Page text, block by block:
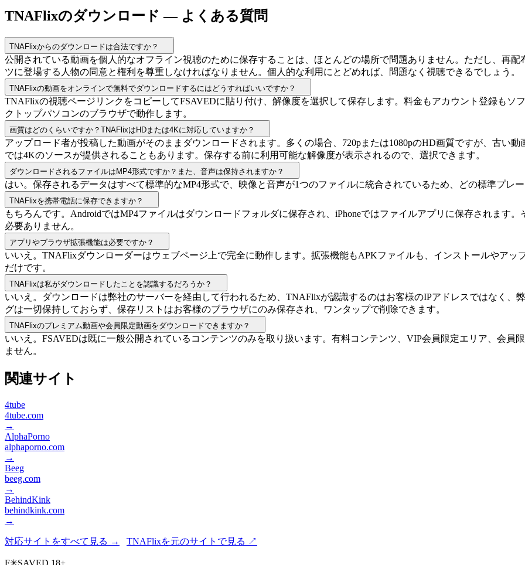
TNAFlixのダウンロード — よくある質問
TNAFlixからのダウンロードは合法ですか？
公開されている動画を個人的なオフライン視聴のために保存することは、ほとんどの場所で問題ありません。ただし、再
ツに登場する人物の同意と権利を尊重しなければなりません。個人的な利用にとどめれば、問題なく視聴できるでしょう。
TNAFlixの動画をオンラインで無料でダウンロードするにはどうすればいいですか？
TNAFlixの視聴ページリンクをコピーしてFSAVEDに貼り付け、解像度を選択して保存します。料金もアカウント登録もソ
クトップパソコンのブラウザで動作します。
画質はどのくらいですか？TNAFlixはHDまたは4Kに対応していますか？
アップロード者が投稿した動画がそのままダウンロードされます。多くの場合、720pまたは1080pのHD画質ですが、古い
では4Kのソースが提供されることもあります。保存する前に利用可能な解像度が表示されるので、選択できます。
ダウンロードされるファイルはMP4形式ですか？また、音声は保持されますか？
はい。保存されるデータはすべて標準的なMP4形式で、映像と音声が1つのファイルに統合されているため、どの標準プレ
TNAFlixを携帯電話に保存できますか？
もちろんです。AndroidではMP4ファイルはダウンロードフォルダに保存され、iPhoneではファイルアプリに保存されます
必要ありません。
アプリやブラウザ拡張機能は必要ですか？
いいえ。TNAFlixダウンローダーはウェブページ上で完全に動作します。拡張機能もAPKファイルも、インストールやア
だけです。
TNAFlixは私がダウンロードしたことを認識するだろうか？
いいえ。ダウンロードは弊社のサーバーを経由して行われるため、TNAFlixが認識するのはお客様のIPアドレスではなく、
グは一切保持しておらず、保存リストはお客様のブラウザにのみ保存され、ワンタップで削除できます。
TNAFlixのプレミアム動画や会員限定動画をダウンロードできますか？
いいえ。FSAVEDは既に一般公開されているコンテンツのみを取り扱います。有料コンテンツ、VIP会員限定エリア、会員
ません。
関連サイト
4tube
4tube.com
→
AlphaPorno
alphaporno.com
→
Beeg
beeg.com
→
BehindKink
behindkink.com
→
対応サイトをすべて見る → TNAFlixを元のサイトで見る ↗
F✳SAVED 18+